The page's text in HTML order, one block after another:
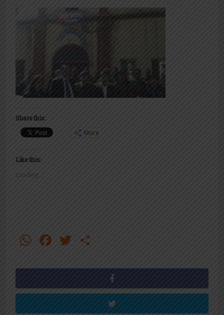
Share this:
More
Like this:
Loading...
WhatsApp
Facebook
Twitter